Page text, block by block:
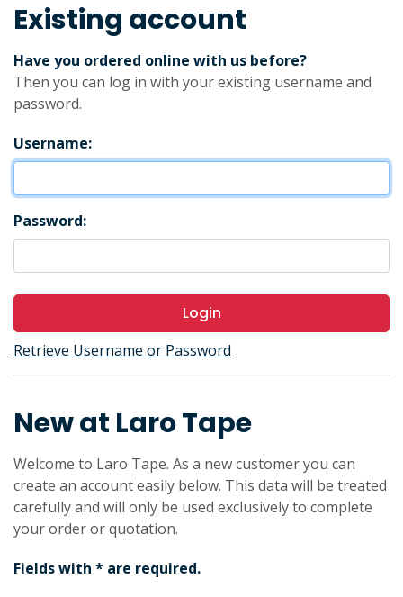
Existing account
Have you ordered online with us before?
Then you can log in with your existing username and
password.
Username:
Password:
Login
Retrieve Username or Password
New at Laro Tape
Welcome to Laro Tape. As a new customer you can
create an account easily below. This data will be treated
carefully and will only be used exclusively to complete
your order or quotation.
Fields with * are required.